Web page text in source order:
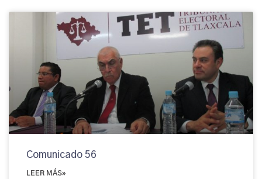
Comunicado 56
LEER MÁS»